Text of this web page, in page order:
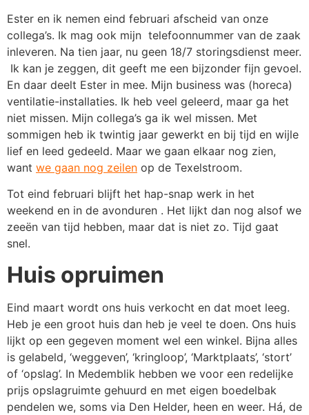
Ester en ik nemen eind februari afscheid van onze
collega’s. Ik mag ook mijn telefoonnummer van de zaak
inleveren. Na tien jaar, nu geen 18/7 storingsdienst meer.
Ik kan je zeggen, dit geeft me een bijzonder fijn gevoel.
En daar deelt Ester in mee. Mijn business was (horeca)
ventilatie-installaties. Ik heb veel geleerd, maar ga het
niet missen. Mijn collega’s ga ik wel missen. Met
sommigen heb ik twintig jaar gewerkt en bij tijd en wijle
lief en leed gedeeld. Maar we gaan elkaar nog zien,
want we gaan nog zeilen op de Texelstroom.
Tot eind februari blijft het hap-snap werk in het
weekend en in de avonduren . Het lijkt dan nog alsof we
zeeën van tijd hebben, maar dat is niet zo. Tijd gaat
snel.
Huis opruimen
Eind maart wordt ons huis verkocht en dat moet leeg.
Heb je een groot huis dan heb je veel te doen. Ons huis
lijkt op een gegeven moment wel een winkel. Bijna alles
is gelabeld, ‘weggeven’, ‘kringloop’, ‘Marktplaats’, ‘stort’
of ‘opslag’. In Medemblik hebben we voor een redelijke
prijs opslagruimte gehuurd en met eigen boedelbak
pendelen we, soms via Den Helder, heen en weer. Há, de